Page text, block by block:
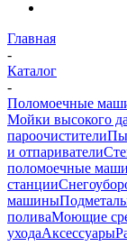
Главная
-
Каталог
-
Поломоечные
Мойки высокого
пароочистители
и отпариватели
поломоечные
станции
машины
поливаМоющие
уходаАксессуары